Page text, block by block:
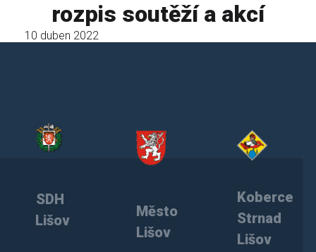
rozpis soutěží a akcí
10 duben 2022
SDH
Lišov
Město
Lišov
Koberce
Strnad
Lišov